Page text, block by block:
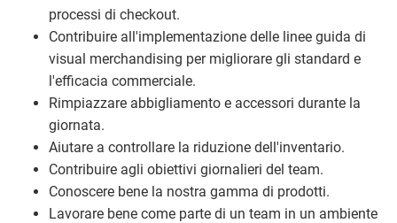
processi di checkout.
Contribuire all'implementazione delle linee guida di
visual merchandising per migliorare gli standard e
l'efficacia commerciale.
Rimpiazzare abbigliamento e accessori durante la
giornata.
Aiutare a controllare la riduzione dell'inventario.
Contribuire agli obiettivi giornalieri del team.
Conoscere bene la nostra gamma di prodotti.
Lavorare bene come parte di un team in un ambiente